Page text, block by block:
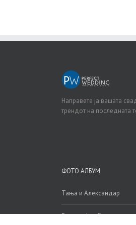
Направете ја вашата
трендот на последната
ФОТО АЛБУМ
Тања и Александар
Викторија и Симеон